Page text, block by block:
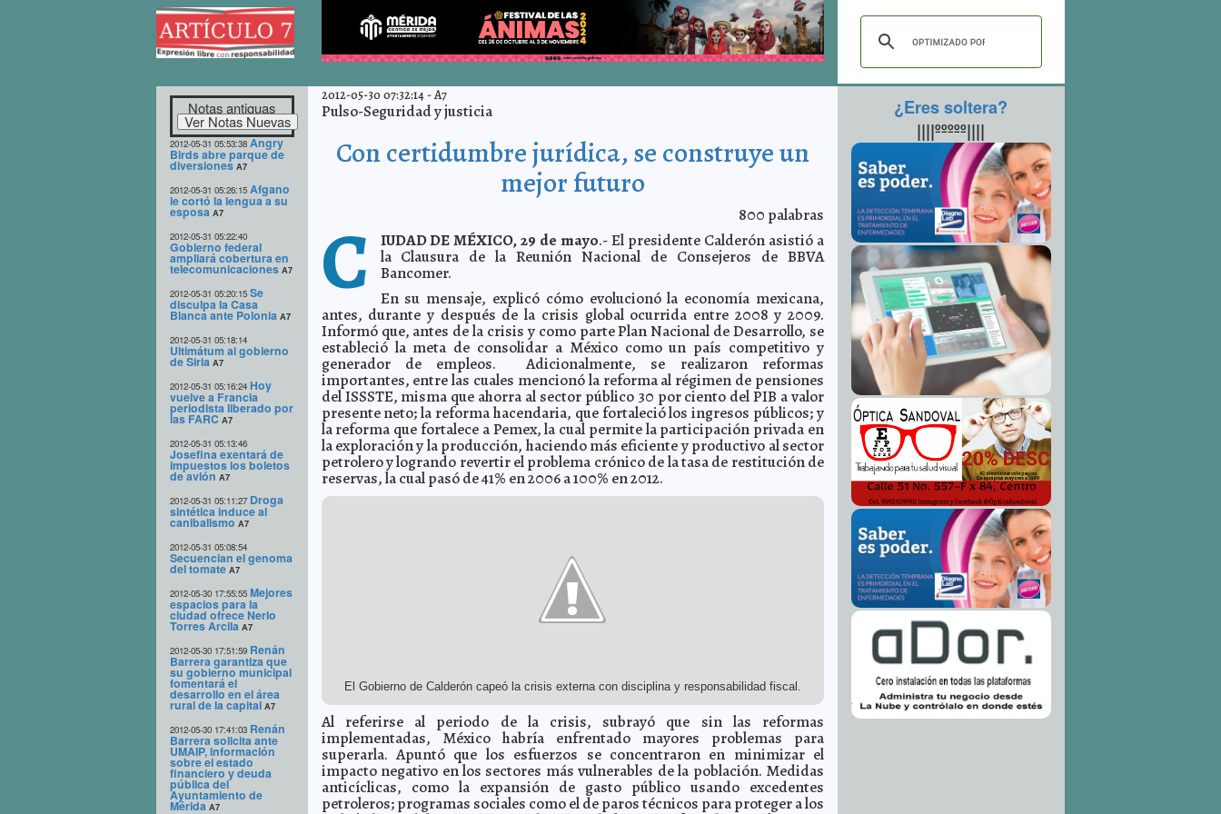
Notas antiguas
2012-05-31 05:53:38 Angry
Birds abre parque de
diversiones A7
2012-05-31 05:26:15 Afgano
le cortó la lengua a su
esposa A7
2012-05-31 05:22:40
Gobierno federal
ampliará cobertura en
telecomunicaciones A7
2012-05-31 05:20:15 Se
disculpa la Casa
Blanca ante Polonia A7
2012-05-31 05:18:14
Ultimátum al gobierno
de Siria A7
2012-05-31 05:16:24 Hoy
vuelve a Francia
periodista liberado por
las FARC A7
2012-05-31 05:13:46
Josefina exentará de
impuestos los boletos
de avión A7
2012-05-31 05:11:27 Droga
sintética induce al
canibalismo A7
2012-05-31 05:08:54
Secuencian el genoma
del tomate A7
2012-05-30 17:55:55 Mejores
espacios para la
ciudad ofrece Nerio
Torres Arcila A7
2012-05-30 17:51:59 Renán
Barrera garantiza que
su gobierno municipal
fomentará el
desarrollo en el área
rural de la capital A7
2012-05-30 17:41:03 Renán
Barrera solicita ante
UMAIP, información
sobre el estado
financiero y deuda
pública del
Ayuntamiento de
Mérida A7
2012-05-30 07:32:14-A7
Pulso-Seguridad y justicia
Con certidumbre jurídica, se construye un
mejor futuro
800 palabras
C IUDAD DE MÉXICO, 29 de mayo.- El presidente Calderón asistió a
la Clausura de la Reunión Nacional de Consejeros de BBVA
Bancomer.
En su mensaje, explicó cómo evolucionó la economía mexicana,
antes, durante y después de la crisis global ocurrida entre 2008 y 2009.
Informó que, antes de la crisis y como parte Plan Nacional de Desarrollo, se
estableció la meta de consolidar a México como un país competitivo y
generador de empleos. Adicionalmente, se realizaron reformas
importantes, entre las cuales mencionó la reforma al régimen de pensiones
del ISSSTE, misma que ahorra al sector público 30 por ciento del PIB a valor
presente neto; la reforma hacendaria, que fortaleció los ingresos públicos; y
la reforma que fortalece a Pemex, la cual permite la participación privada en
la exploración y la producción, haciendo más eficiente y productivo al sector
petrolero y logrando revertir el problema crónico de la tasa de restitución de
reservas, la cual pasó de 41% en 2006 a 100% en 2012.
El Gobierno de Calderón capeó la crisis externa con disciplina y responsabilidad fiscal.
Al referirse al periodo de la crisis, subrayó que sin las reformas
implementadas, México habría enfrentado mayores problemas para
superarla. Apuntó que los esfuerzos se concentraron en minimizar el
impacto negativo en los sectores más vulnerables de la población. Medidas
anticíclicas, como la expansión de gasto público usando excedentes
petroleros; programas sociales como el de paros técnicos para proteger a los
¿Eres soltera?
||||ººººº||||